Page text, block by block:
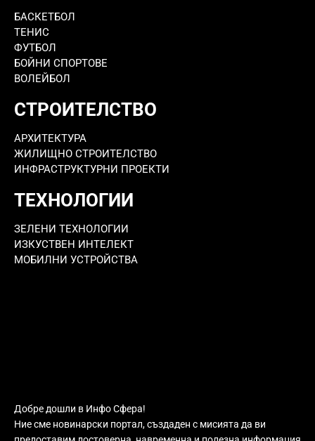
БАСКЕТБОЛ
ТЕНИС
ФУТБОЛ
БОЙНИ СПОРТОВЕ
ВОЛЕЙБОЛ
СТРОИТЕЛСТВО
АРХИТЕКТУРА
ЖИЛИЩНО СТРОИТЕЛСТВО
ИНФРАСТРУКТУРНИ ПРОЕКТИ
ТЕХНОЛОГИИ
ЗЕЛЕНИ ТЕХНОЛОГИИ
ИЗКУСТВЕН ИНТЕЛЕКТ
МОБИЛНИ УСТРОЙСТВА
Добре дошли в Инфо Сфера!
Ние сме новинарски портал, създаден с мисията да ви